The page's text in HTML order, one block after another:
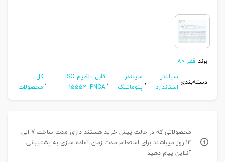
برند قطر 80
دسته‌بندی سیلندر
استاندارد
, سیلندر
پنوماتیک
,
قابل تنظیم ISO
15552 :PNCA
,کل
محصولات
محصولاتی که در حالت پیش خرید هستند دارای مدت ساخت 7 الی
14 روز میباشند برای استعلام مدت زمان آماده سازی به پشتیبانی
آنلاین پیام دهید